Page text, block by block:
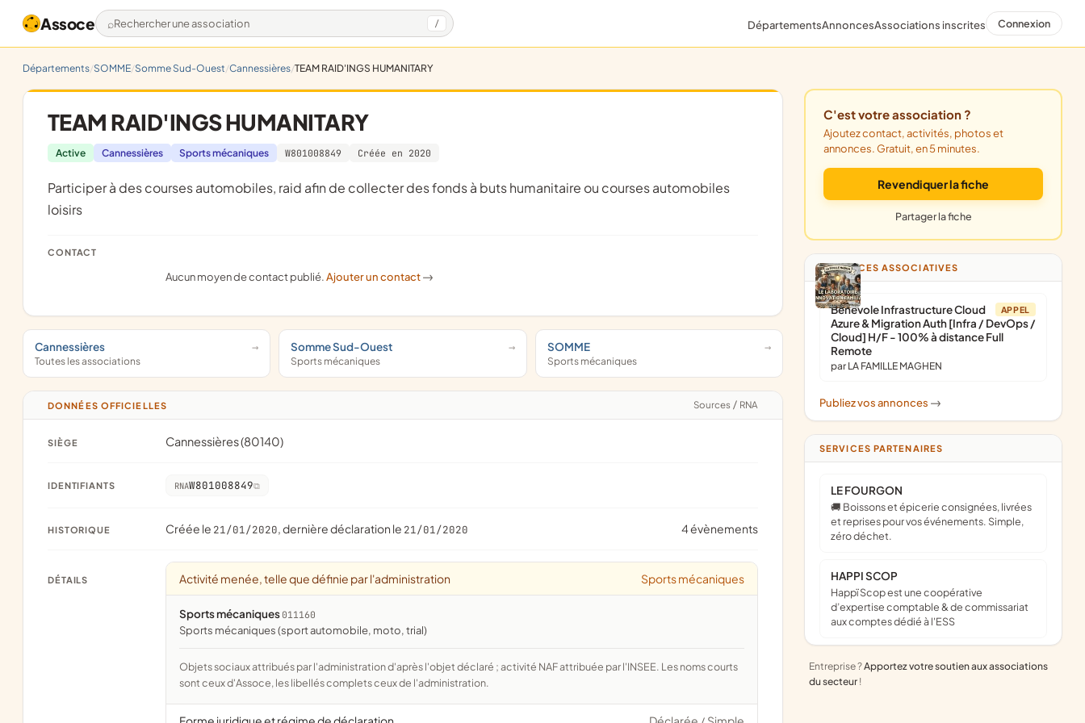
Assoce Rechercher une association / DépartementsAnnoncesAssociations inscrites Connexion
Départements SOMME Somme Sud-Ouest Cannessières TEAM RAID'INGS HUMANITARY
TEAM RAID'INGS HUMANITARY
Active Cannessières Sports mécaniques W801008849 Créée en 2020
participer à des courses automobiles, raid afin de collecter des fonds à buts humanitaire ou courses automobiles
loisirs
CONTACT
Aucun moyen de contact publié.Ajouter un contact ->
Cannessières
Toutes les associations
Somme Sud-Ouest
Sports mécaniques
SOMME
Sports mécaniques
DONNÉES OFFICIELLES Sources / RNA
SIÈGE Cannessières (80140)
IDENTIFIANTS RNAW801008849
HISTORIQUE Créée le 21/01/2020, dernière déclaration le 21/01/2020 4 évènements
DÉTAILS Activité menée, telle que définie par l'administration Sports mécaniques
Sports mécaniques 011160
Sports mécaniques (sport automobile, moto, trial)
Objets sociaux attribués par l'administration d'après l'objet déclaré ; activité NAF attribuée par l'INSEE. Les noms courts
sont ceux d'Assoce, les libellés complets ceux de l'administration.
C'est votre association ?
Ajoutez contact, activités, photos et
annonces. Gratuit, en 5 minutes.
Revendiquer la fiche
Partager la fiche
ANNONCES ASSOCIATIVES
APPEL
Bénévole Infrastructure Cloud
Azure & Migration Auth [Infra / DevOps /
Cloud] H/F - 100% à distance Full
Remote
par LA FAMILLE MAGHEN
Publiez vos annonces ->
SERVICES PARTENAIRES
LE FOURGON
🚚 Boissons et épicerie consignées, livrées
et reprises pour vos événements. Simple,
zéro déchet.
HAPPI SCOP
Happï Scop est une coopérative
d’expertise comptable & de commissariat
aux comptes dédié à l'ESS
Entreprise ?Apportez votre soutien aux associations
du secteur !